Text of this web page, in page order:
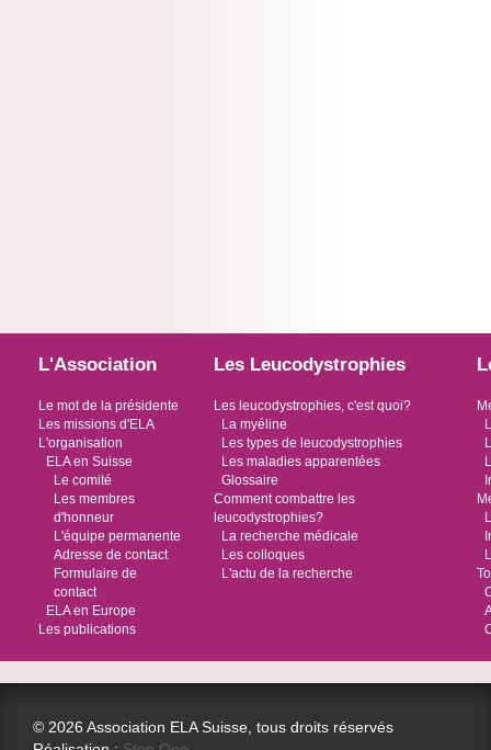
L'Association
Le mot de la présidente
Les missions d'ELA
L'organisation
ELA en Suisse
Le comité
Les membres
d'honneur
L'équipe permanente
Adresse de contact
Formulaire de
contact
ELA en Europe
Les publications
Les Leucodystrophies
Les leucodystrophies, c'est quoi?
La myéline
Les types de leucodystrophies
Les maladies apparentées
Glossaire
Comment combattre les
leucodystrophies?
La recherche médicale
Les colloques
L'actu de la recherche
© 2026 Association ELA Suisse, tous droits réservés